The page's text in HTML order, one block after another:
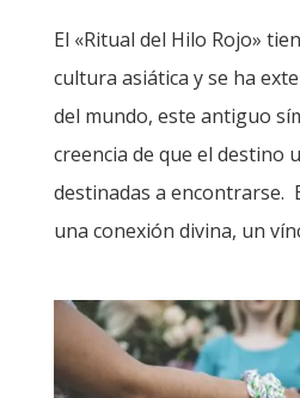
El «Ritual del Hilo Rojo»
cultura asiática y se ha
del mundo, este antiguo
creencia de que el destino
destinadas a encontrarse.
una conexión divina, un